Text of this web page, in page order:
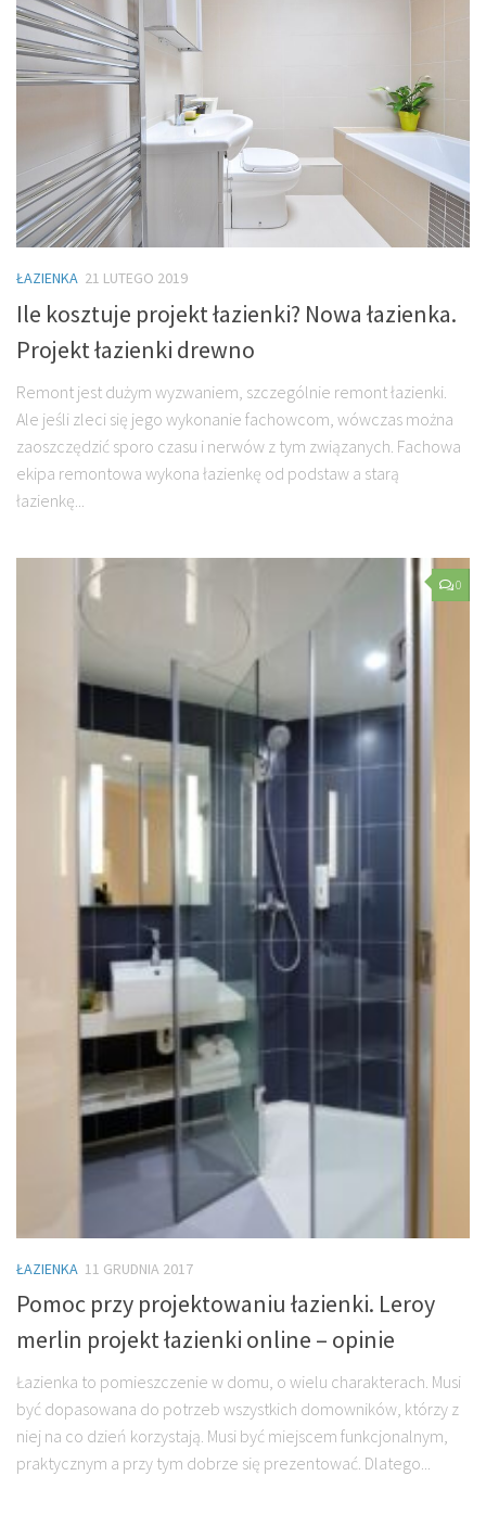
ŁAZIENKA 21 LUTEGO 2019
Ile kosztuje projekt łazienki? Nowa łazienka.
Projekt łazienki drewno
Remont jest dużym wyzwaniem, szczególnie remont łazienki.
Ale jeśli zleci się jego wykonanie fachowcom, wówczas można
zaoszczędzić sporo czasu i nerwów z tym związanych. Fachowa
ekipa remontowa wykona łazienkę od podstaw a starą
łazienkę...
0
ŁAZIENKA 11 GRUDNIA 2017
Pomoc przy projektowaniu łazienki. Leroy
merlin projekt łazienki online – opinie
Łazienka to pomieszczenie w domu, o wielu charakterach. Musi
być dopasowana do potrzeb wszystkich domowników, którzy z
niej na co dzień korzystają. Musi być miejscem funkcjonalnym,
praktycznym a przy tym dobrze się prezentować. Dlatego...